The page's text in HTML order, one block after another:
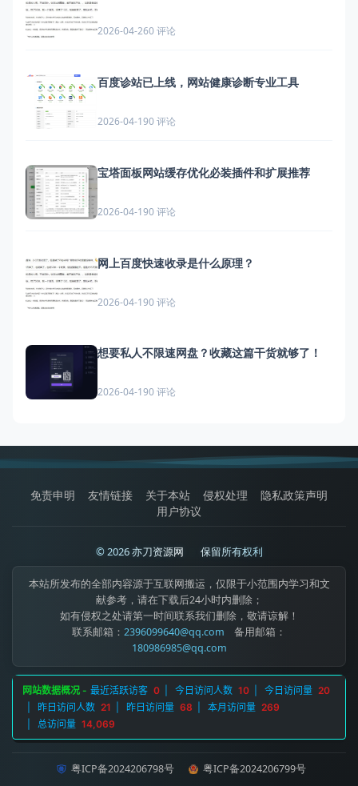
2026-04-260 评论
百度诊站已上线，网站健康诊断专业工具
2026-04-190 评论
宝塔面板网站缓存优化必装插件和扩展推荐
2026-04-190 评论
网上百度快速收录是什么原理？
2026-04-190 评论
想要私人不限速网盘？收藏这篇干货就够了！
2026-04-190 评论
免责申明 友情链接 关于本站 侵权处理
隐私政策声明
用户协议
© 2026 亦刀资源网 保留所有权利
本站所发布的全部内容源于互联网搬运，仅限于小范围内学习和文
献参考，请在下载后24小时内删除；
如有侵权之处请第一时间联系我们删除，敬请谅解！
联系邮箱： 2396099640@qq.com 备用邮箱：
180986985@qq.com
粤ICP备2024206798号 粤ICP备2024206799号